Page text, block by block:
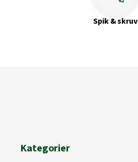
Spik & skruv
Kategorier